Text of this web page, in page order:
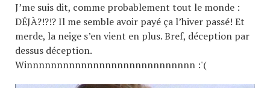
J’me suis dit, comme probablement tout le monde :
DÉJÀ?!?!? Il me semble avoir payé ça l’hiver passé! Et
merde, la neige s’en vient en plus. Bref, déception par
dessus déception.
Winnnnnnnnnnnnnnnnnnnnnnnnnnnn :'(